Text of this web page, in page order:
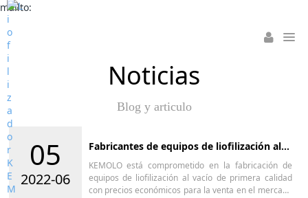
mailto:
Noticias
Blog y articulo
05
2022-06
Fabricantes de equipos de liofilización al
para la venta - KEMOLO
KEMOLO está comprometido en la fabricación de
equipos de liofilización al vacío de primera calidad
con precios económicos para la venta en el mercado